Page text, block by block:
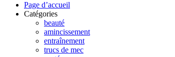
Page d’accueil
Catégories
beauté
amincissement
entraînement
trucs de mec